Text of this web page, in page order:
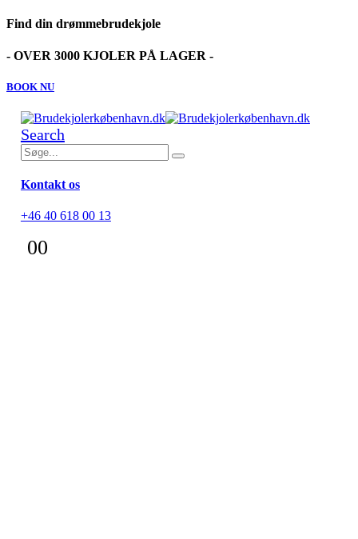
Find din drømmebrudekjole
- OVER 3000 KJOLER PÅ LAGER -
BOOK NU
Search
Kontakt os
+46 40 618 00 13
00